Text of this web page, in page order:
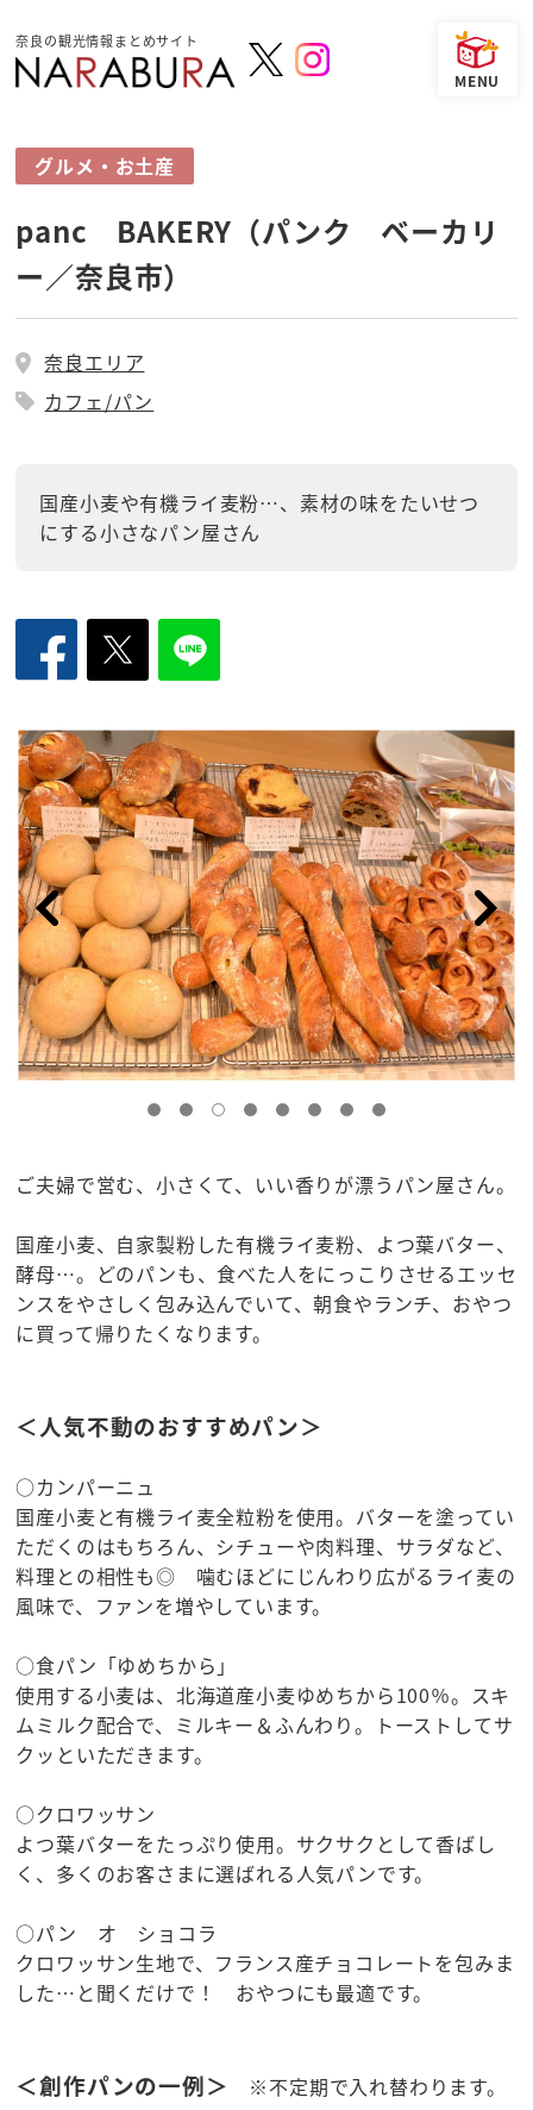
奈良の観光情報まとめサイト
グルメ・お土産
panc BAKERY（パンク ベーカリ
ー／奈良市）
奈良エリア
カフェ/パン
国産小麦や有機ライ麦粉…、素材の味をたいせつ
にする小さなパン屋さん
ご夫婦で営む、小さくて、いい香りが漂うパン屋さん。
国産小麦、自家製粉した有機ライ麦粉、よつ葉バター、
酵母…。どのパンも、食べた人をにっこりさせるエッセ
ンスをやさしく包み込んでいて、朝食やランチ、おやつ
に買って帰りたくなります。
＜人気不動のおすすめパン＞
○カンパーニュ
国産小麦と有機ライ麦全粒粉を使用。バターを塗ってい
ただくのはもちろん、シチューや肉料理、サラダなど、
料理との相性も◎ 噛むほどにじんわり広がるライ麦の
風味で、ファンを増やしています。
○食パン「ゆめちから」
使用する小麦は、北海道産小麦ゆめちから100％。スキ
ムミルク配合で、ミルキー＆ふんわり。トーストしてサ
クッといただきます。
○クロワッサン
よつ葉バターをたっぷり使用。サクサクとして香ばし
く、多くのお客さまに選ばれる人気パンです。
○パン オ ショコラ
クロワッサン生地で、フランス産チョコレートを包みま
した…と聞くだけで！ おやつにも最適です。
＜創作パンの一例＞ ※不定期で入れ替わります。